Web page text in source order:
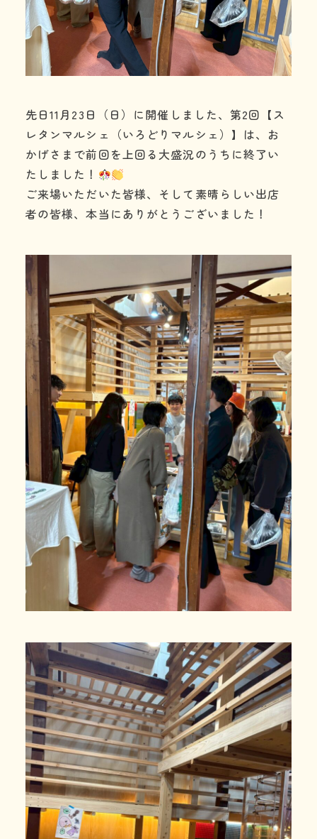
お問い合わせ
先日11月23日（日）に開催しました、第2回【ス
レタンマルシェ（いろどりマルシェ）】は、お
かげさまで前回を上回る大盛況のうちに終了い
たしました！
ご来場いただいた皆様、そして素晴らしい出店
者の皆様、本当にありがとうございました！